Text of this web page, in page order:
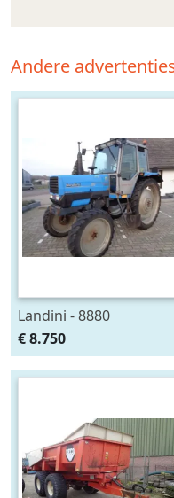
Andere
Landini - 8880
€ 8.750